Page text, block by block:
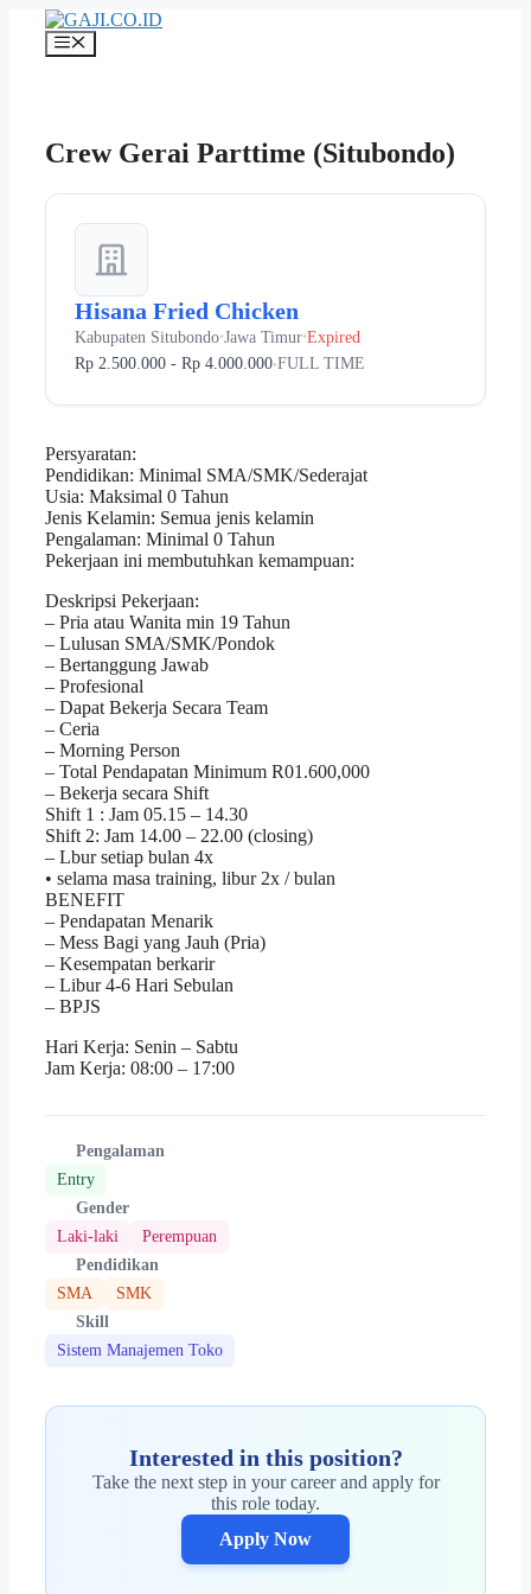
Langsung
Menu
Crew Gerai Parttime (Situbondo)
Hisana Fried Chicken
Kabupaten Situbondo•Jawa Timur•Expired
Rp 2.500.000 - Rp 4.000.000•FULL TIME
Persyaratan:
Pendidikan: Minimal SMA/SMK/Sederajat
Usia: Maksimal 0 Tahun
Jenis Kelamin: Semua jenis kelamin
Pengalaman: Minimal 0 Tahun
Pekerjaan ini membutuhkan kemampuan:
Deskripsi Pekerjaan:
– Pria atau Wanita min 19 Tahun
– Lulusan SMA/SMK/Pondok
– Bertanggung Jawab
– Profesional
– Dapat Bekerja Secara Team
– Ceria
– Morning Person
– Total Pendapatan Minimum R01.600,000
– Bekerja secara Shift
Shift 1 : Jam 05.15 – 14.30
Shift 2: Jam 14.00 – 22.00 (closing)
– Lbur setiap bulan 4x
• selama masa training, libur 2x / bulan
BENEFIT
– Pendapatan Menarik
– Mess Bagi yang Jauh (Pria)
– Kesempatan berkarir
– Libur 4-6 Hari Sebulan
– BPJS
Hari Kerja: Senin – Sabtu
Jam Kerja: 08:00 – 17:00
Pengalaman
Entry
Gender
Laki-laki
Perempuan
Pendidikan
SMA
SMK
Skill
Sistem Manajemen Toko
Interested in this position?
Take the next step in your career and apply for
this role today.
Apply Now